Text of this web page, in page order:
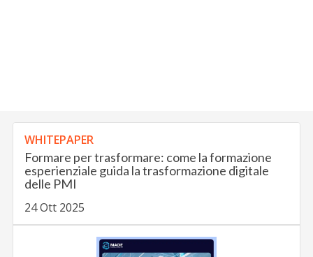
WHITEPAPER
Formare per trasformare: come la formazione
esperienziale guida la trasformazione digitale
delle PMI
24 Ott 2025